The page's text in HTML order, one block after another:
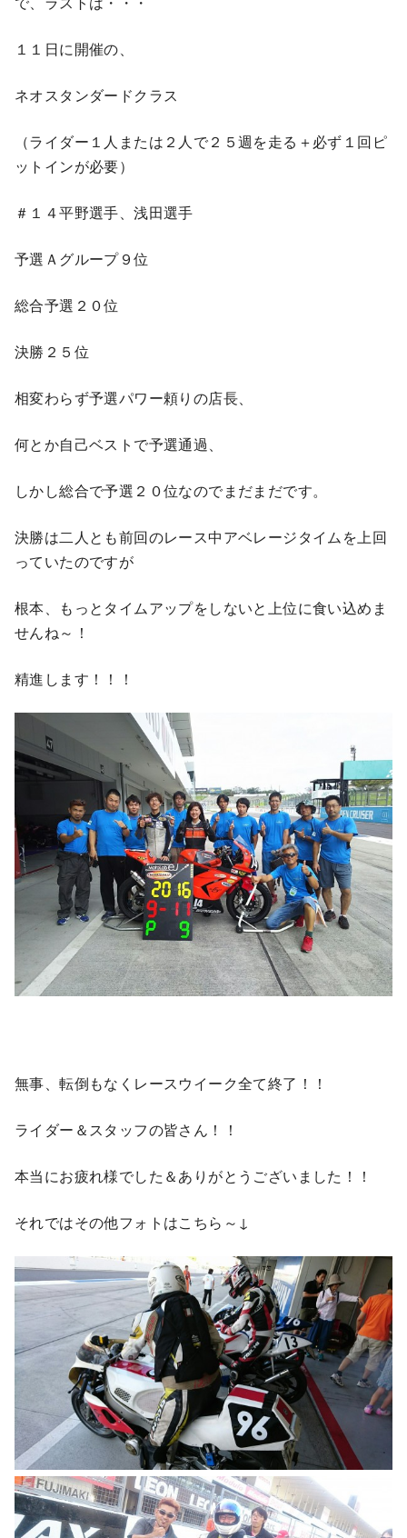
１１日に開催の、
ネオスタンダードクラス
（ライダー１人または２人で２５週を走る＋必ず１回ピ
ットインが必要）
＃１４平野選手、浅田選手
予選Ａグループ９位
総合予選２０位
決勝２５位
相変わらず予選パワー頼りの店長、
何とか自己ベストで予選通過、
しかし総合で予選２０位なのでまだまだです。
決勝は二人とも前回のレース中アベレージタイムを上回
っていたのですが
根本、もっとタイムアップをしないと上位に食い込めま
せんね～！
精進します！！！
無事、転倒もなくレースウイーク全て終了！！
ライダー＆スタッフの皆さん！！
本当にお疲れ様でした＆ありがとうございました！！
それではその他フォトはこちら～↓